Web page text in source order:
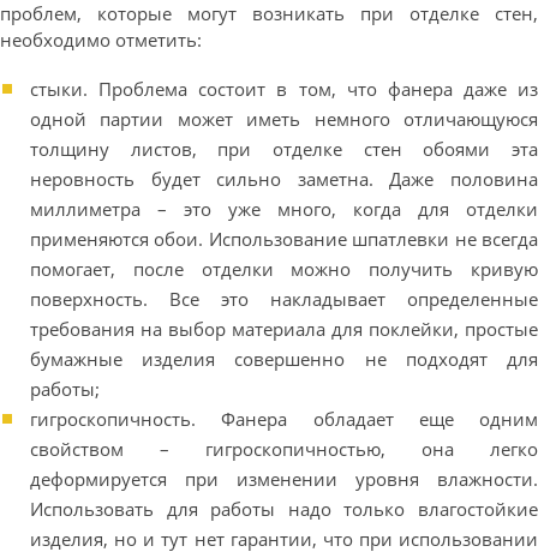
проблем, которые могут возникать при отделке стен,
необходимо отметить:
стыки. Проблема состоит в том, что фанера даже из
одной партии может иметь немного отличающуюся
толщину листов, при отделке стен обоями эта
неровность будет сильно заметна. Даже половина
миллиметра – это уже много, когда для отделки
применяются обои. Использование шпатлевки не всегда
помогает, после отделки можно получить кривую
поверхность. Все это накладывает определенные
требования на выбор материала для поклейки, простые
бумажные изделия совершенно не подходят для
работы;
гигроскопичность. Фанера обладает еще одним
свойством – гигроскопичностью, она легко
деформируется при изменении уровня влажности.
Использовать для работы надо только влагостойкие
изделия, но и тут нет гарантии, что при использовании